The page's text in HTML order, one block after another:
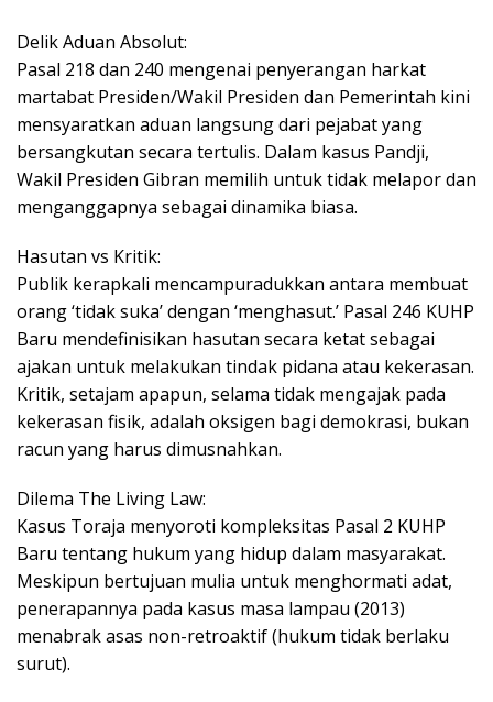
Delik Aduan Absolut:
Pasal 218 dan 240 mengenai penyerangan harkat
martabat Presiden/Wakil Presiden dan Pemerintah kini
mensyaratkan aduan langsung dari pejabat yang
bersangkutan secara tertulis. Dalam kasus Pandji,
Wakil Presiden Gibran memilih untuk tidak melapor dan
menganggapnya sebagai dinamika biasa.
Hasutan vs Kritik:
Publik kerapkali mencampuradukkan antara membuat
orang ‘tidak suka’ dengan ‘menghasut.’ Pasal 246 KUHP
Baru mendefinisikan hasutan secara ketat sebagai
ajakan untuk melakukan tindak pidana atau kekerasan.
Kritik, setajam apapun, selama tidak mengajak pada
kekerasan fisik, adalah oksigen bagi demokrasi, bukan
racun yang harus dimusnahkan.
Dilema The Living Law:
Kasus Toraja menyoroti kompleksitas Pasal 2 KUHP
Baru tentang hukum yang hidup dalam masyarakat.
Meskipun bertujuan mulia untuk menghormati adat,
penerapannya pada kasus masa lampau (2013)
menabrak asas non-retroaktif (hukum tidak berlaku
surut).